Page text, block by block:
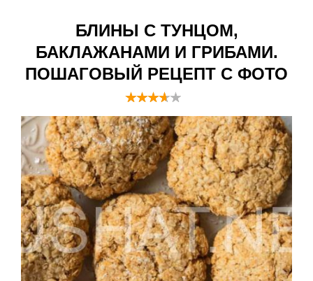
БЛИНЫ С ТУНЦОМ,
БАКЛАЖАНАМИ И ГРИБАМИ.
ПОШАГОВЫЙ РЕЦЕПТ С ФОТО